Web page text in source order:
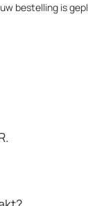
bestelling is